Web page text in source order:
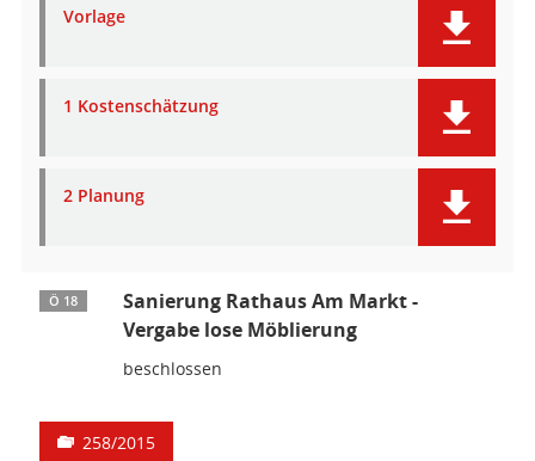
Vorlage
1 Kostenschätzung
2 Planung
Ö 18
Sanierung Rathaus Am Markt -
Vergabe lose Möblierung
beschlossen
258/2015